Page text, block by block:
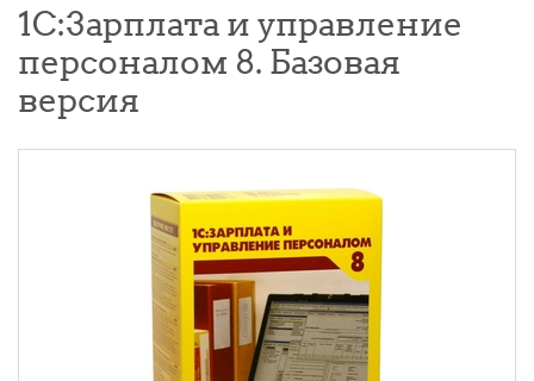
1С:Зарплата и управление
персоналом 8. Базовая
версия